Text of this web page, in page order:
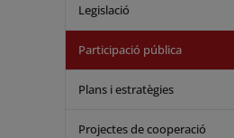
Legislació
Participació pública
Plans i estratègies
Projectes de cooperació